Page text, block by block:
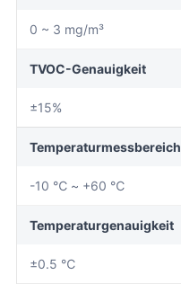
0 ~ 3 mg/m³
TVOC-Genauigkeit
±15%
Temperaturmessbereich
-10 ℃ ~ +60 ℃
Temperaturgenauigkeit
±0.5 ℃